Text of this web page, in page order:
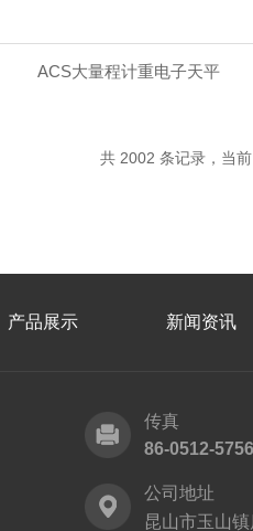
ACS大量程计重电子天平
共 2002 条记录，当
产品展示 新闻资讯
传真
86-0512-
公司地址
昆山市玉山